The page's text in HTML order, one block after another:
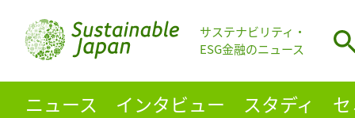
サステナビリティ・
ESG金融のニュース
ニュース インタビュー スタディ